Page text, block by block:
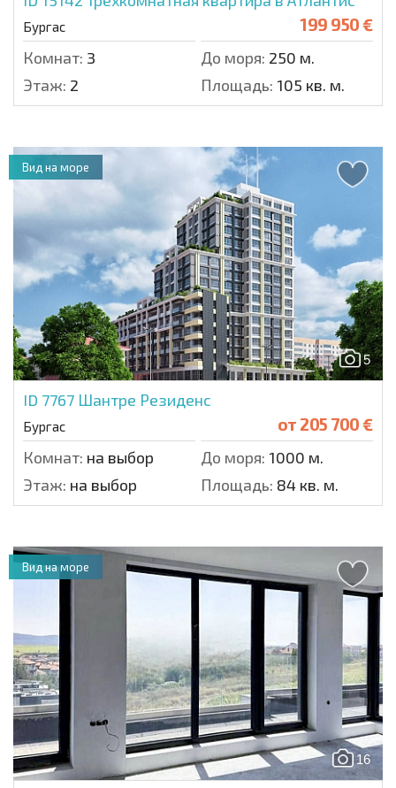
Бургас 199 950 €
Комнат: 3 До моря: 250 м.
Этаж: 2 Площадь: 105 кв. м.
5
ID 7767 Шантре Резиденс
Бургас от 205 700 €
Комнат: на выбор До моря: 1000 м.
Этаж: на выбор Площадь: 84 кв. м.
Вид на море
16
Вид на море